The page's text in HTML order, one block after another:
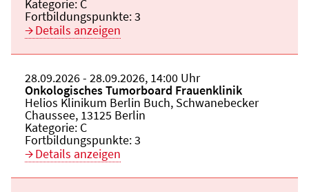
Kategorie: C
Fortbildungspunkte:3
Details anzeigen
Beginn:
28.09.2026Ende und Anfangszeit:
- 28.09.2026, 14:00 Uhr
Veranstaltungstitel:
Onkologisches Tumorboard Frauenklinik
Veranstaltungsort:
Helios Klinikum Berlin Buch, Schwanebecker
Chaussee, 13125 Berlin
Kategorie: C
Fortbildungspunkte:3
Details anzeigen